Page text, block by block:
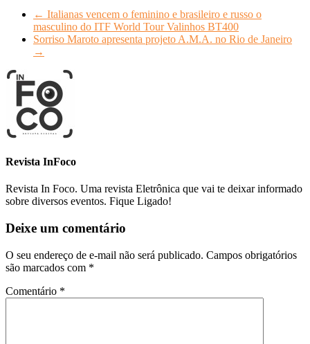
← Italianas vencem o feminino e brasileiro e russo o
masculino do ITF World Tour Valinhos BT400
Sorriso Maroto apresenta projeto A.M.A. no Rio de Janeiro
→
Revista InFoco
Revista In Foco. Uma revista Eletrônica que vai te deixar informado
sobre diversos eventos. Fique Ligado!
Deixe um comentário
O seu endereço de e-mail não será publicado. Campos obrigatórios
são marcados com *
Comentário *